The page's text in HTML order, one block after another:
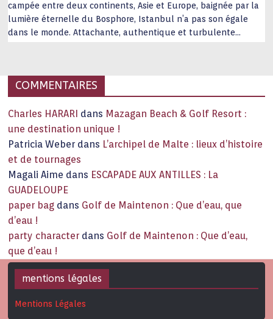
campée entre deux continents, Asie et Europe, baignée par la
lumière éternelle du Bosphore, Istanbul n’a pas son égale
dans le monde. Attachante, authentique et turbulente
COMMENTAIRES
Charles HARARI dans Mazagan Beach & Golf Resort :
une destination unique !
Patricia Weber dans L’archipel de Malte : lieux d’histoire
et de tournages
Magali Aime dans ESCAPADE AUX ANTILLES : La
GUADELOUPE
paper bag dans Golf de Maintenon : Que d’eau, que
d’eau !
party character dans Golf de Maintenon : Que d’eau,
que d’eau !
mentions légales
Mentions Légales